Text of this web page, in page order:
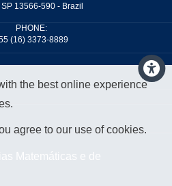
13566-590 - Brazil
PHONE:
(16) 3373-8889
Matemáticas e de
the best online experience
agree to our use of cookies.